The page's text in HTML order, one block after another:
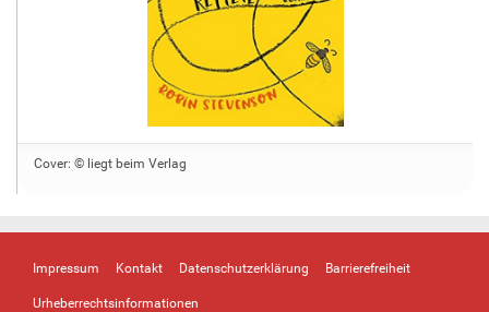
Cover: © liegt beim Verlag
Impressum Kontakt Datenschutzerklärung Barrierefreiheit
Urheberrechtsinformationen